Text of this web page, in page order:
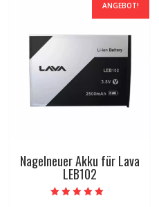
ANGEBOT!
Nagelneuer Akku für Lava
LEB102